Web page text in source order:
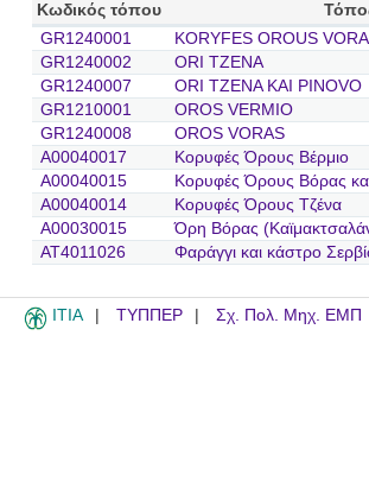
Κωδικός τόπου
GR1240001
KORYFES OROUS VORA
GR1240002
ORI TZENA
GR1240007
ORI TZENA KAI PINOVO
GR1210001
OROS VERMIO
GR1240008
OROS VORAS
A00040017
Κορυφές Όρους Βέρμιο
A00040015
Κορυφές Όρους Βόρας
A00040014
Κορυφές Όρους Τζένα
A00030015
Όρη Βόρας
AT4011026
Φαράγγι και κάστρο
ITIA ΤΥΠΠΕΡ Σχ. Πολ. Μηχ. ΕΜΠ